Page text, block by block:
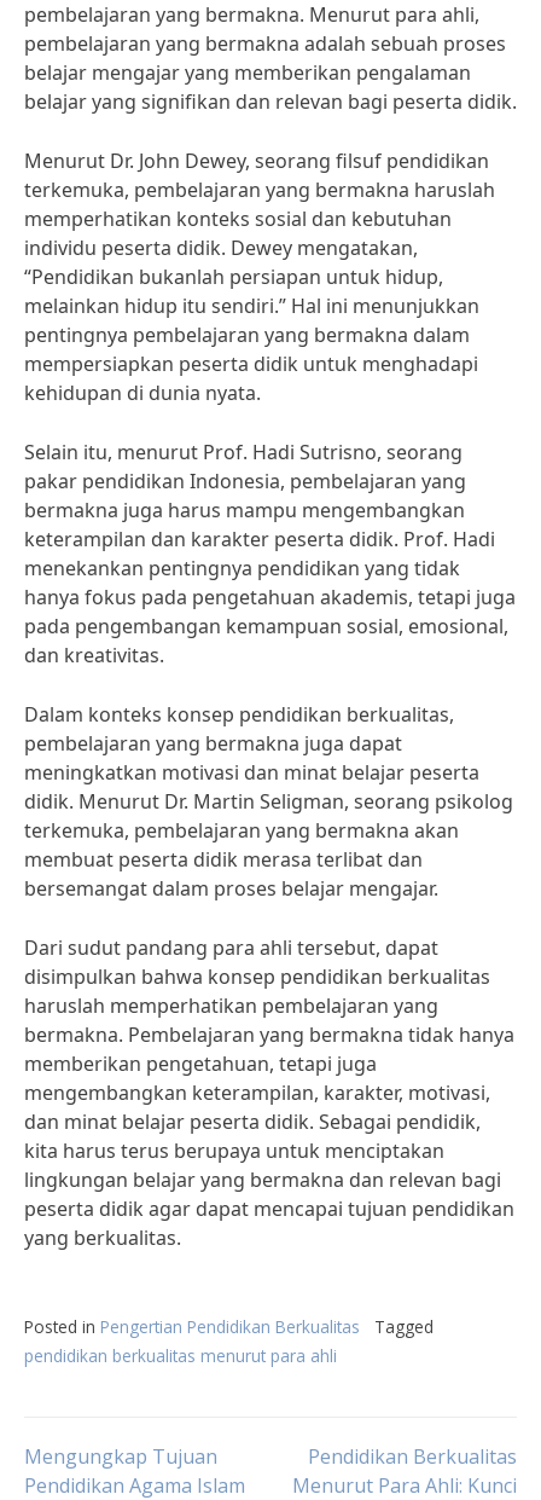
pembelajaran yang bermakna. Menurut para ahli,
pembelajaran yang bermakna adalah sebuah proses
belajar mengajar yang memberikan pengalaman
belajar yang signifikan dan relevan bagi peserta didik.
Menurut Dr. John Dewey, seorang filsuf pendidikan
terkemuka, pembelajaran yang bermakna haruslah
memperhatikan konteks sosial dan kebutuhan
individu peserta didik. Dewey mengatakan,
“Pendidikan bukanlah persiapan untuk hidup,
melainkan hidup itu sendiri.” Hal ini menunjukkan
pentingnya pembelajaran yang bermakna dalam
mempersiapkan peserta didik untuk menghadapi
kehidupan di dunia nyata.
Selain itu, menurut Prof. Hadi Sutrisno, seorang
pakar pendidikan Indonesia, pembelajaran yang
bermakna juga harus mampu mengembangkan
keterampilan dan karakter peserta didik. Prof. Hadi
menekankan pentingnya pendidikan yang tidak
hanya fokus pada pengetahuan akademis, tetapi juga
pada pengembangan kemampuan sosial, emosional,
dan kreativitas.
Dalam konteks konsep pendidikan berkualitas,
pembelajaran yang bermakna juga dapat
meningkatkan motivasi dan minat belajar peserta
didik. Menurut Dr. Martin Seligman, seorang psikolog
terkemuka, pembelajaran yang bermakna akan
membuat peserta didik merasa terlibat dan
bersemangat dalam proses belajar mengajar.
Dari sudut pandang para ahli tersebut, dapat
disimpulkan bahwa konsep pendidikan berkualitas
haruslah memperhatikan pembelajaran yang
bermakna. Pembelajaran yang bermakna tidak hanya
memberikan pengetahuan, tetapi juga
mengembangkan keterampilan, karakter, motivasi,
dan minat belajar peserta didik. Sebagai pendidik,
kita harus terus berupaya untuk menciptakan
lingkungan belajar yang bermakna dan relevan bagi
peserta didik agar dapat mencapai tujuan pendidikan
yang berkualitas.
Posted in Pengertian Pendidikan Berkualitas
Tagged
pendidikan berkualitas menurut para ahli
Post
Mengungkap Tujuan
Pendidikan Agama Islam
Pendidikan Berkualitas
Menurut Para Ahli: Kunci